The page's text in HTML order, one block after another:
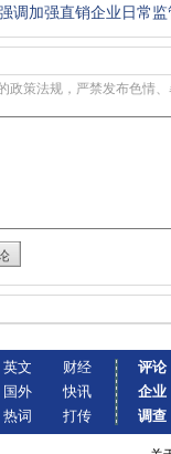
调加强直销企业日常监
政策法规，严禁发布色情、
英文
国外
热词
财经
快讯
打传
评论
企业
调查